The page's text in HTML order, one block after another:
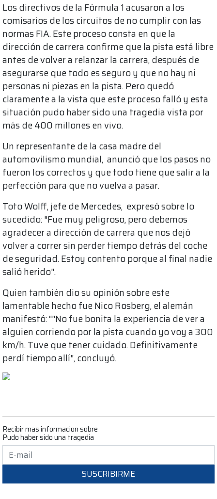
Los directivos de la Fórmula 1 acusaron a los
comisarios de los circuitos de no cumplir con las
normas FIA. Este proceso consta en que la
dirección de carrera confirme que la pista está libre
antes de volver a relanzar la carrera, después de
asegurarse que todo es seguro y que no hay ni
personas ni piezas en la pista. Pero quedó
claramente a la vista que este proceso falló y esta
situación pudo haber sido una tragedia vista por
más de 400 millones en vivo.
Un representante de la casa madre del
automovilismo mundial, anunció que los pasos no
fueron los correctos y que todo tiene que salir a la
perfección para que no vuelva a pasar.
Toto Wolff, jefe de Mercedes, expresó sobre lo
sucedido: "Fue muy peligroso, pero debemos
agradecer a dirección de carrera que nos dejó
volver a correr sin perder tiempo detrás del coche
de seguridad. Estoy contento porque al final nadie
salió herido".
Quien también dio su opinión sobre este
lamentable hecho fue Nico Rosberg, el alemán
manifestó: “"No fue bonita la experiencia de ver a
alguien corriendo por la pista cuando yo voy a 300
km/h. Tuve que tener cuidado. Definitivamente
perdí tiempo allí", concluyó.
Recibir mas informacion sobre
Pudo haber sido una tragedia
SUSCRIBIRME